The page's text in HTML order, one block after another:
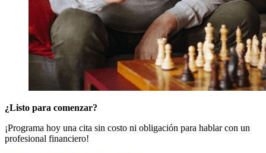
¿Listo para comenzar?
¡Programa hoy una cita sin costo ni obligación para hablar con un
profesional financiero!